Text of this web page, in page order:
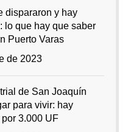
dispararon y hay
lo que hay que saber
Puerto Varas
de 2023
de San Joaquín
para vivir: hay
3.000 UF